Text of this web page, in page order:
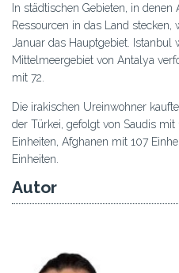
In städtischen Gebieten, in
Ressourcen in das Land
Januar das Hauptgebiet.
Mittelmeergebiet von Antalya
mit 72.
Die irakischen Ureinwohner
der Türkei, gefolgt von Saudis mit
Einheiten, Afghanen mit 107
Einheiten.
Autor